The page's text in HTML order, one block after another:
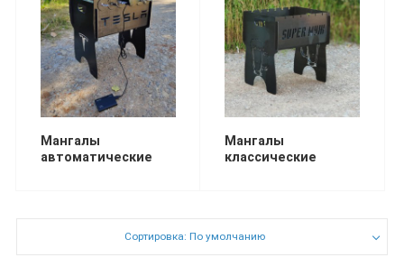
Мангалы
автоматические
Мангалы
классические
Сортировка: По умолчанию